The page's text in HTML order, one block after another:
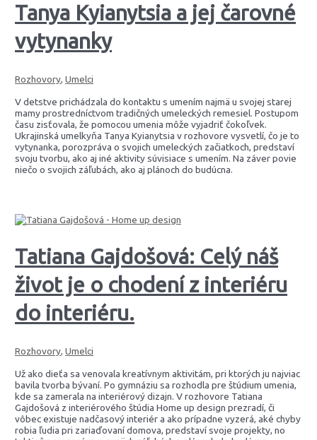
Tanya Kyianytsia a jej čarovné
vytynanky
Rozhovory,Umelci
V detstve prichádzala do kontaktu s umením najmä u svojej starej
mamy prostredníctvom tradičných umeleckých remesiel. Postupom
času zisťovala, že pomocou umenia môže vyjadriť čokoľvek.
Ukrajinská umelkyňa Tanya Kyianytsia v rozhovore vysvetlí, čo je to
vytynanka, porozpráva o svojich umeleckých začiatkoch, predstaví
svoju tvorbu, ako aj iné aktivity súvisiace s umením. Na záver povie
niečo o svojich záľubách, ako aj plánoch do budúcna.
Tatiana Gajdošová: Celý náš
život je o chodení z interiéru
do interiéru.
Rozhovory,Umelci
Už ako dieťa sa venovala kreatívnym aktivitám, pri ktorých ju najviac
bavila tvorba bývaní. Po gymnáziu sa rozhodla pre štúdium umenia,
kde sa zamerala na interiérový dizajn. V rozhovore Tatiana
Gajdošová z interiérového štúdia Home up design prezradí, či
vôbec existuje nadčasový interiér a ako prípadne vyzerá, aké chyby
robia ľudia pri zariaďovaní domova, predstaví svoje projekty, no